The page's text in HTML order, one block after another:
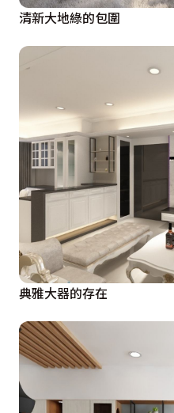
清新大地綠的包圍
典雅大器的存在